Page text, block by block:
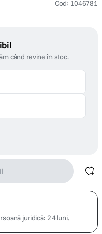
Cod: 1046781
când revine în stoc.
juridică: 24 luni.